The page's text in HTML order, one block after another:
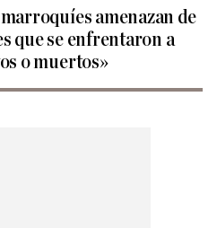
amenazan de
que se enfrentaron a
o muertos»